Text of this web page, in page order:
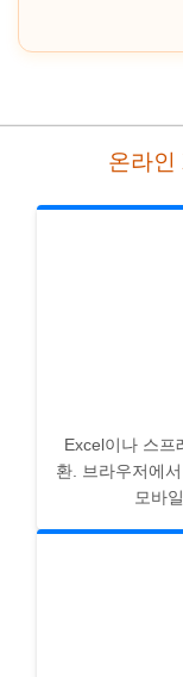
온라인
Excel이나 스프
환. 브라우저에
모바